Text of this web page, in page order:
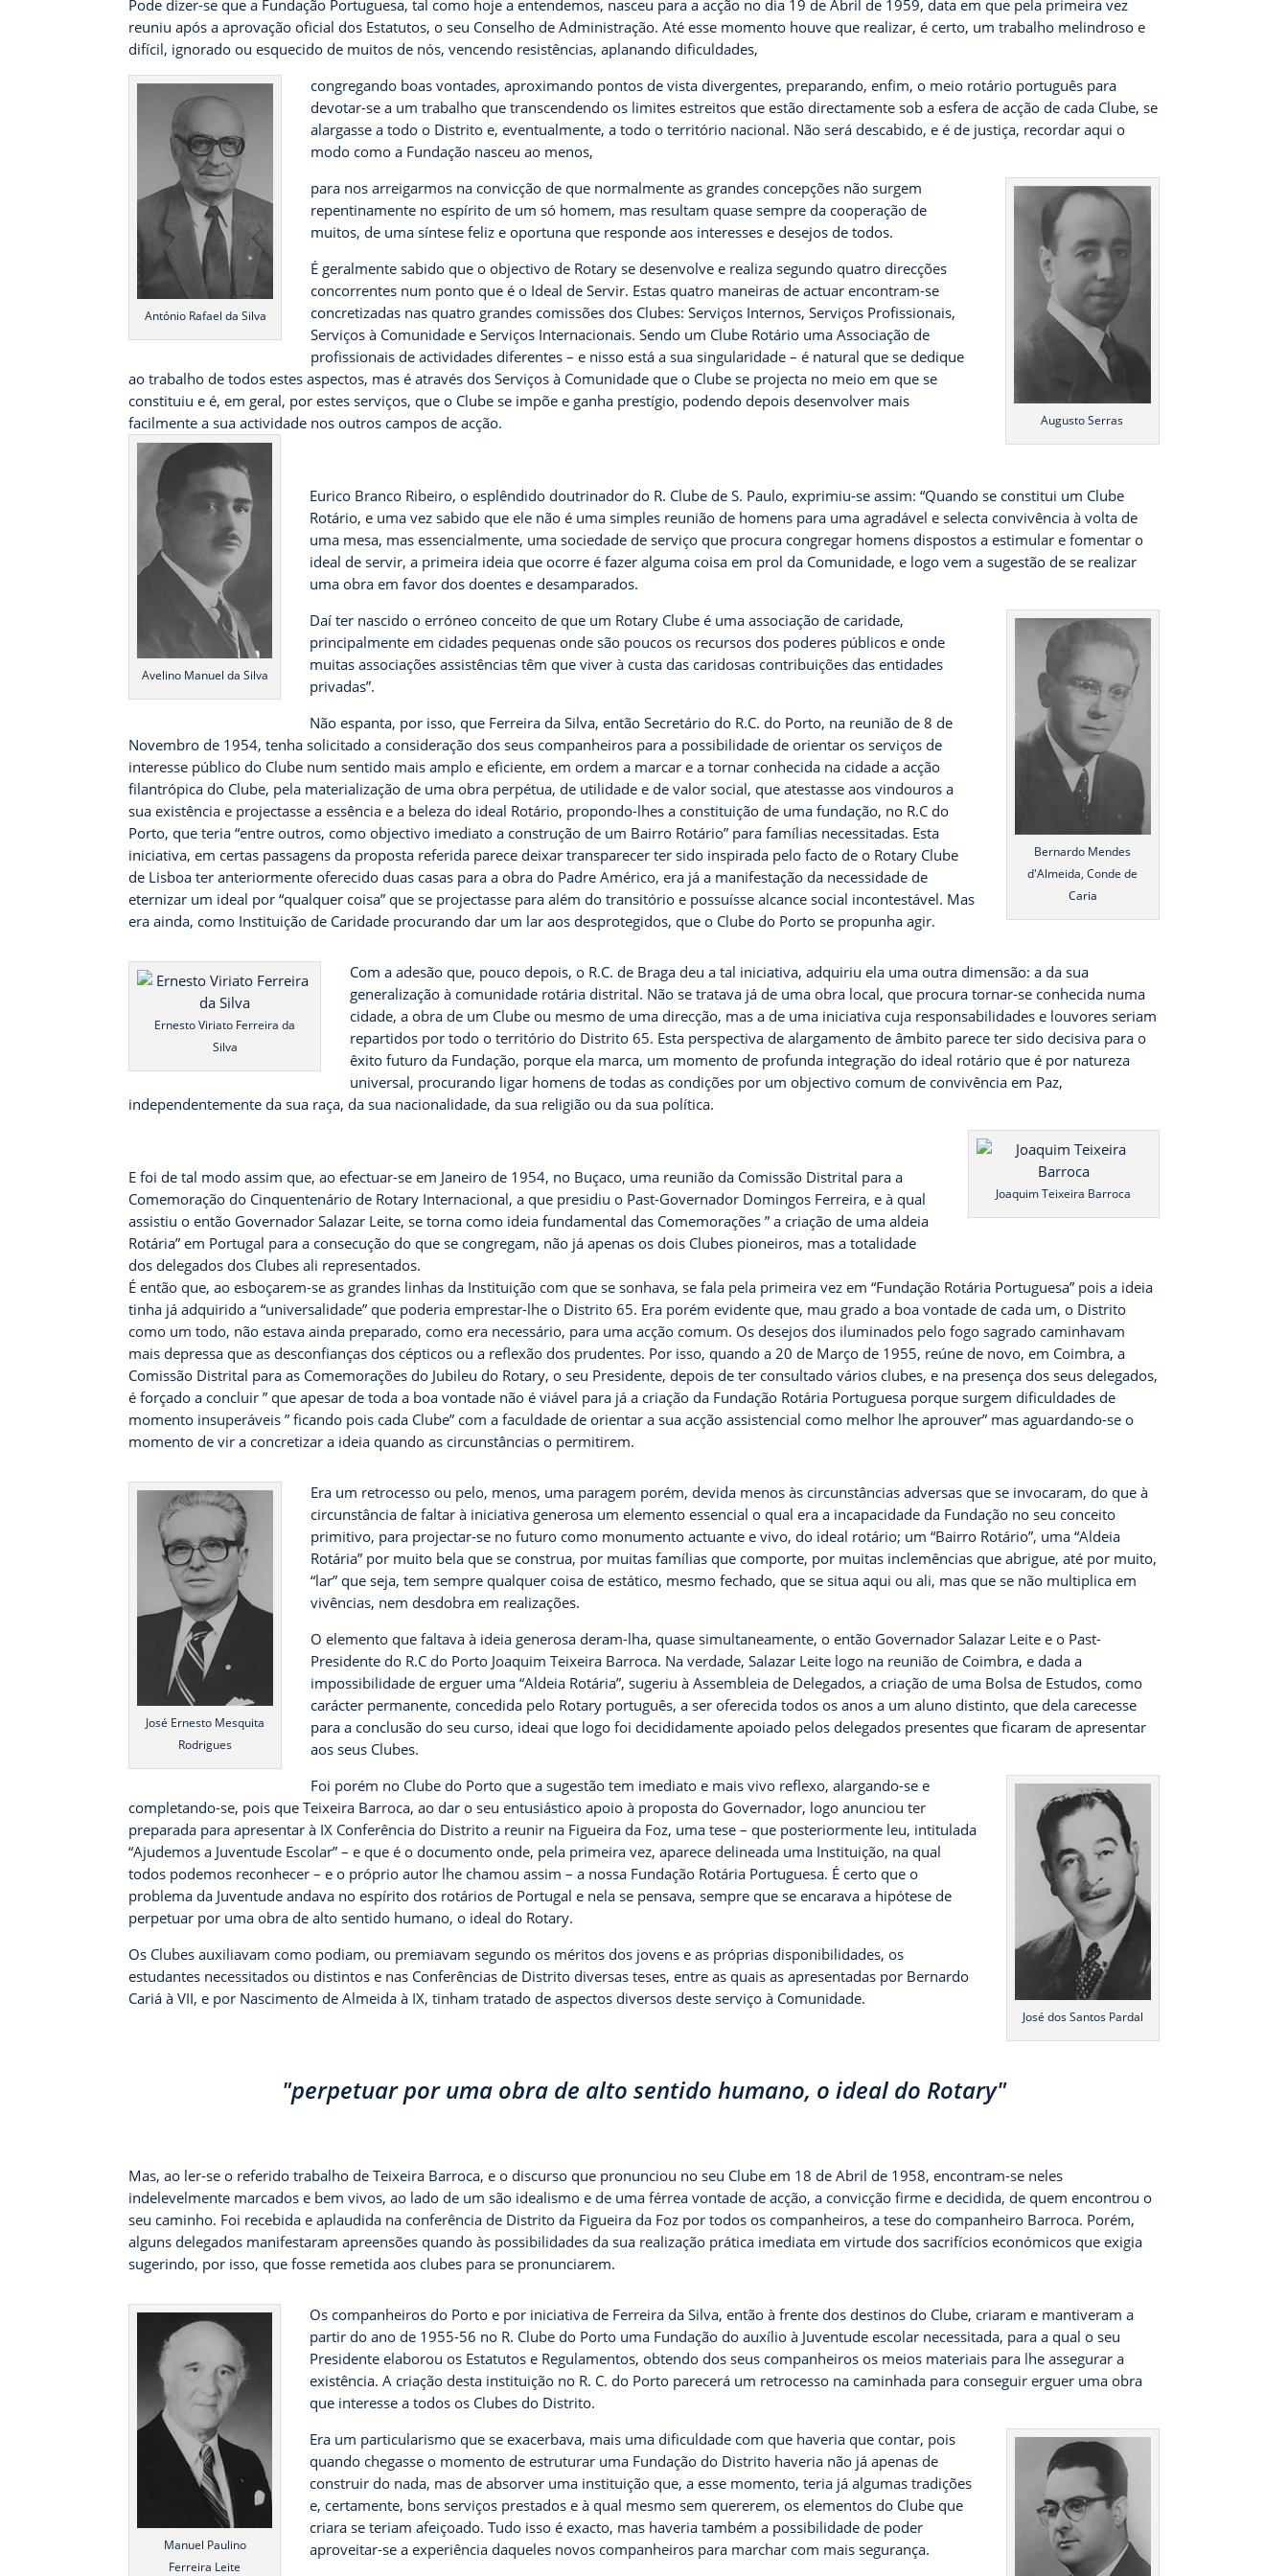
Pode dizer-se que a Fundação Portuguesa, tal como hoje a entendemos, nasceu para a acção no dia 19 de Abril de 1959, data em que pela primeira vez
reuniu após a aprovação oficial dos Estatutos, o seu Conselho de Administração. Até esse momento houve que realizar, é certo, um trabalho melindroso e
difícil, ignorado ou esquecido de muitos de nós, vencendo resistências, aplanandodificuldades,
António Rafael da Silva
congregando boas vontades, aproximando pontos de vista divergentes, preparando, enfim, o meio rotário português para
devotar-se a um trabalho que transcendendo os limites estreitos que estão directamente sob a esfera de acção de cada Clube, se
alargasse a todo o Distrito e, eventualmente, a todo o território nacional. Não será descabido, e é de justiça, recordar aqui o
modo como a Fundação nasceu ao menos,
Augusto Serras
para nos arreigarmos na convicção de que normalmente as grandes concepções não surgem
repentinamente no espírito de um só homem, mas resultam quase sempre da cooperação de
muitos, de uma síntese feliz e oportuna que responde aos interesses e desejos de todos.
É geralmente sabido que o objectivo de Rotary se desenvolve e realiza segundo quatro direcções
concorrentes num ponto que é o Ideal de Servir. Estas quatro maneiras de actuar encontram-se
concretizadas nas quatro grandes comissões dos Clubes: Serviços Internos, Serviços Profissionais,
Serviços à Comunidade e Serviços Internacionais. Sendo um Clube Rotário uma Associação de
profissionais de actividades diferentes – e nisso está a sua singularidade – é natural que se dedique
ao trabalho de todos estes aspectos, mas é através dos Serviços à Comunidade que o Clube se projecta no meio em que se
constituiu e é,em geral, por estes serviços, que o Clube se impõe e ganha prestígio, podendo depois desenvolver mais
facilmente a sua actividade nos outros campos de acção.
Avelino Manuel da Silva
Eurico Branco Ribeiro, o esplêndido doutrinador do R. Clube de S. Paulo, exprimiu-se assim: “Quando se constitui um Clube
Rotário, e uma vez sabido que ele não é uma simples reunião de homens para uma agradável e selecta convivência à volta de
uma mesa, mas essencialmente, uma sociedade de serviço que procura congregar homens dispostos a estimular e fomentar o
ideal de servir, a primeira ideia que ocorre é fazer alguma coisa em prol da Comunidade, e logo vem a sugestão de se realizar
uma obra em favor dos doentes e desamparados.
Bernardo Mendes
d'Almeida, Conde de
Caria
Daí ter nascido o erróneo conceito de que um Rotary Clube é uma associação de caridade,
principalmente em cidades pequenas onde são poucos os recursos dos poderes públicos e onde
muitas associações assistências têm que viver à custa das caridosas contribuições das entidades
privadas”.
Não espanta, por isso, que Ferreira da Silva, então Secretário do R.C. do Porto, na reunião de 8 de
Novembro de 1954, tenha solicitado a consideração dos seus companheiros para a possibilidade de orientar os serviços de
interesse público do Clube num sentido mais amplo e eficiente, em ordem a marcar e a tornar conhecida na cidade a acção
filantrópica do Clube, pela materialização de uma obra perpétua, de utilidade e de valor social, que atestasse aos vindouros a
sua existência e projectasse a essência e a beleza do ideal Rotário, propondo-lhes a constituição de uma fundação, no R.C do
Porto, que teria “entre outros, como objectivo imediato a construção de um Bairro Rotário” para famílias necessitadas. Esta
iniciativa, em certas passagens da proposta referida parece deixar transparecer ter sido inspirada pelo facto de o Rotary Clube
de Lisboa ter anteriormente oferecido duas casas para a obra do Padre Américo, era já a manifestação da necessidade de
eternizar um ideal por “qualquer coisa” que se projectasse para além do transitório e possuísse alcance social incontestável. Mas
era ainda, como Instituição de Caridade procurando dar um lar aos desprotegidos, que o Clube do Porto se propunha agir.
Ernesto Viriato Ferreira da
Silva
Com a adesão que, pouco depois, o R.C. de Braga deu a tal iniciativa, adquiriu ela uma outra dimensão: a da sua
generalização à comunidade rotária distrital. Não se tratava já de uma obra local, que procura tornar-se conhecida numa
cidade, a obra de um Clube ou mesmo de uma direcção, mas a de uma iniciativa cuja responsabilidades e louvores seriam
repartidos por todo o território do Distrito 65. Esta perspectiva de alargamento de âmbito parece ter sido decisiva para o
êxito futuro da Fundação, porque ela marca, um momento de profunda integração do ideal rotário que é por natureza
universal, procurando ligar homens de todas as condições por um objectivo comum de convivência em Paz,
independentemente da sua raça, da sua nacionalidade, da sua religião ou da sua política.
Joaquim Teixeira Barroca
E foi de tal modo assim que, ao efectuar-se em Janeiro de 1954, no Buçaco, uma reunião da Comissão Distrital para a
Comemoração do Cinquentenário de Rotary Internacional, a que presidiu o Past-Governador Domingos Ferreira, e à qual
assistiu o então Governador Salazar Leite, se torna como ideia fundamental das Comemorações ” a criação de uma aldeia
Rotária” em Portugal para a consecução do que se congregam, não já apenas os dois Clubes pioneiros, mas a totalidade
dos delegados dos Clubes ali representados.
É então que, ao esboçarem-se as grandes linhas da Instituição com que se sonhava, se fala pela primeira vez em “Fundação Rotária Portuguesa” pois a ideia
tinha já adquirido a “universalidade” que poderia emprestar-lhe o Distrito 65. Era porém evidente que, mau grado a boa vontade de cada um, o Distrito
como um todo, não estava ainda preparado, como era necessário, para uma acção comum. Os desejos dos iluminados pelo fogo sagrado caminhavam
mais depressa que as desconfianças dos cépticos ou a reflexão dos prudentes. Por isso, quando a 20 de Março de 1955, reúne de novo, em Coimbra, a
Comissão Distrital para as Comemorações do Jubileu do Rotary, o seu Presidente, depois de ter consultado vários clubes, e na presença dos seus delegados,
é forçado a concluir ” que apesar de toda a boa vontade não é viável para já a criação da Fundação Rotária Portuguesa porque surgem dificuldades de
momento insuperáveis ” ficando pois cada Clube” com a faculdade de orientar a sua acção assistencial como melhor lhe aprouver” mas aguardando-se o
momento de vir a concretizar a ideia quando as circunstâncias o permitirem.
José Ernesto Mesquita
Rodrigues
Era um retrocesso ou pelo, menos, uma paragem porém, devida menos às circunstâncias adversas que se invocaram, do que à
circunstância de faltar à iniciativa generosa um elemento essencial o qual era a incapacidade da Fundação no seu conceito
primitivo, para projectar-se no futuro como monumento actuante e vivo, do ideal rotário; um “Bairro Rotário”, uma “Aldeia
Rotária” por muito bela que se construa, por muitas famílias que comporte, por muitas inclemências que abrigue, até por muito,
“lar” que seja, tem sempre qualquer coisa de estático, mesmo fechado, que se situa aqui ou ali, mas que se não multiplica em
vivências, nem desdobra em realizações.
O elemento que faltava à ideia generosa deram-lha, quase simultaneamente, o então Governador Salazar Leite e o Past-
Presidente do R.C do Porto Joaquim Teixeira Barroca. Na verdade, Salazar Leite logo na reunião de Coimbra, e dada a
impossibilidade de erguer uma “Aldeia Rotária”, sugeriu à Assembleia de Delegados, a criação de uma Bolsa de Estudos, como
carácter permanente, concedida pelo Rotary português, a ser oferecida todos os anos a um aluno distinto, que dela carecesse
para a conclusão do seu curso, ideai que logo foi decididamente apoiado pelos delegados presentes que ficaram de apresentar
aos seus Clubes.
José dos Santos Pardal
Foi porém no Clube do Porto que a sugestão tem imediato e mais vivo reflexo, alargando-se e
completando-se, pois que Teixeira Barroca, ao dar o seu entusiástico apoio à proposta do Governador, logo anunciou ter
preparada para apresentar à IX Conferência do Distrito a reunir na Figueira da Foz, uma tese – que posteriormente leu, intitulada
“Ajudemos a Juventude Escolar” – e que é o documento onde, pela primeira vez, aparece delineada uma Instituição, na qual
todos podemos reconhecer – e o próprio autor lhe chamou assim – a nossa Fundação Rotária Portuguesa. É certo que o
problema da Juventude andava no espírito dos rotários de Portugal e nela se pensava, sempre que se encarava a hipótese de
perpetuar por uma obra de alto sentido humano, o ideal do Rotary.
Os Clubes auxiliavam como podiam, ou premiavam segundo os méritos dos jovens e as próprias disponibilidades, os
estudantes necessitados ou distintos e nas Conferências de Distrito diversas teses, entre as quais as apresentadas por Bernardo
Cariá à VII, e por Nascimento de Almeida à IX, tinham tratado de aspectos diversos deste serviço à Comunidade.
"perpetuar por uma obra de alto sentido humano, o ideal do Rotary"
Mas, ao ler-se o referido trabalho de Teixeira Barroca, e o discurso que pronunciou no seu Clube em 18 de Abril de 1958, encontram-se neles
indelevelmente marcados e bem vivos, ao lado de um são idealismo e de uma férrea vontade de acção, a convicção firme e decidida, de quem encontrou o
seu caminho. Foi recebida e aplaudida na conferência de Distrito da Figueira da Foz por todos os companheiros, a tese do companheiro Barroca. Porém,
alguns delegados manifestaram apreensões quando às possibilidades da sua realização prática imediata em virtude dos sacrifícios económicos que exigia
sugerindo, por isso, que fosse remetida aos clubes para se pronunciarem.
Manuel Paulino
Ferreira Leite
Os companheiros do Porto e por iniciativa de Ferreira da Silva, então à frente dos destinos do Clube, criaram e mantiveram a
partir do ano de 1955-56 no R. Clube do Porto uma Fundação do auxílio à Juventude escolar necessitada, para a qual o seu
Presidente elaborou os Estatutos e Regulamentos, obtendo dos seus companheiros os meios materiais para lhe assegurar a
existência. A criação desta instituição no R. C. do Porto parecerá um retrocesso na caminhada para conseguir erguer uma obra
que interesse a todos os Clubes do Distrito.
Era um particularismo que se exacerbava, mais uma dificuldade com que haveria que contar, pois
quando chegasse o momento de estruturar uma Fundação do Distrito haveria não já apenas de
construir do nada, mas de absorver uma instituição que,a esse momento, teria já algumas tradições
e, certamente, bons serviços prestados e à qual mesmo sem quererem, os elementos do Clube que
criara se teriam afeiçoado. Tudo isso é exacto, mas haveria também a possibilidade de poder
aproveitar-se a experiência daqueles novos companheiros para marchar com mais segurança.